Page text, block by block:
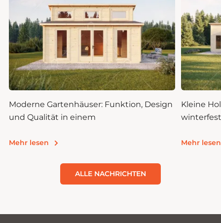
ALLE NACHRICHTEN
Moderne Gartenhäuser: Funktion, Design
und Qualität in einem
Mehr lesen
Kleine
Mehr lesen